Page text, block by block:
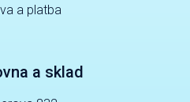
a platba
a sklad